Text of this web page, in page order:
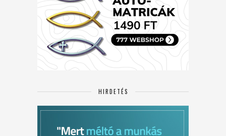
HIRDETÉS